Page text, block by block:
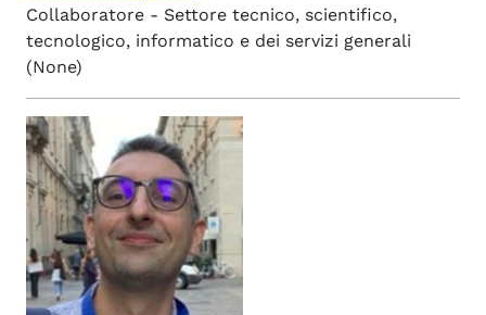
Collaboratore - Settore tecnico, scientifico,
tecnologico, informatico e dei servizi generali
(None)